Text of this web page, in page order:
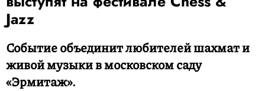
Jazz
​​​​​​​Событие объединит любителей шахмат и
живой музыки в московском саду
«Эрмитаж».